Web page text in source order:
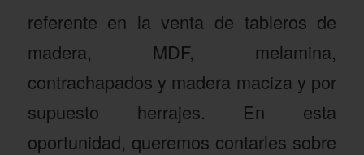
referente en la venta de tableros de
madera, MDF, melamina,
contrachapados y madera maciza y por
supuesto herrajes. En esta
oportunidad, queremos contarles sobre